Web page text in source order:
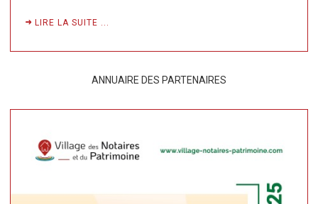
LIRE LA SUITE ...
ANNUAIRE DES PARTENAIRES